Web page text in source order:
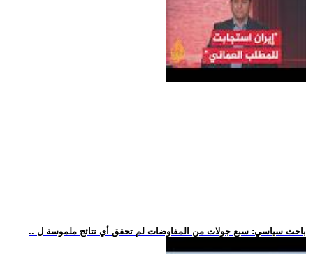
.. باحث سياسي: سبع جولات من المفاوضات لم تحقق أي نتائج ملموسة ل